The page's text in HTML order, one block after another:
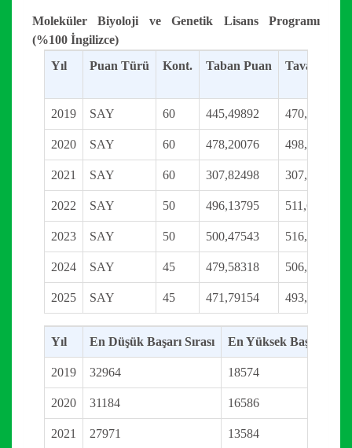
Moleküler Biyoloji ve Genetik Lisans Programı
(%100 İngilizce)
Yıl
Puan Türü Kont. Taban Puan Tavan Puan
2019 SAY 60 445,49892 470,83994
2020 SAY 60 478,20076 498,62432
2021 SAY 60 307,82498 307,82498
2022 SAY 50 496,13795 511,62083
2023 SAY 50 500,47543 516,34751
2024 SAY 45 479,58318 506,22137
2025 SAY 45 471,79154 493,24927
Yıl En Düşük Başarı Sırası En Yüksek Başarı
2019 32964 18574
2020 31184 16586
2021 27971 13584